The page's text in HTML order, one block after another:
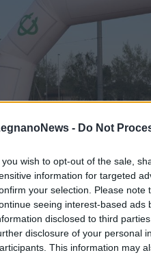
- Do Not
you wish to opt-out of the sale,
information for targeted
your selection. Please
seeing interest-based ads
disclosed to third
disclosure of your personal
This information may